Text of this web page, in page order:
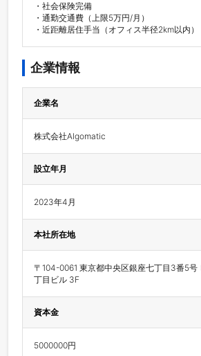
・社会保険完備
・通勤交通費（上限5万円/月）
・近距離居住手当（オフィス半径2km以内）
企業情報
企業名
株式会社Algomatic
設立年月
2023年4月
本社所在地
〒104-0061 東京都中央区銀座七丁目3番5号
丁目ビル 3F
資本金
5000000円